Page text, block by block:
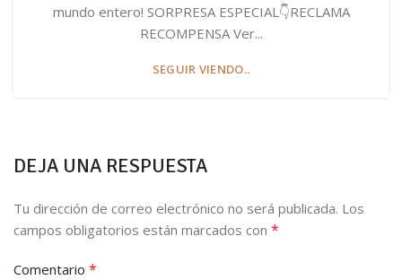
mundo entero! SORPRESA ESPECIAL👇RECLAMA
RECOMPENSA Ver...
SEGUIR VIENDO..
DEJA UNA RESPUESTA
Tu dirección de correo electrónico no será publicada. Los
campos obligatorios están marcados con *
Comentario *